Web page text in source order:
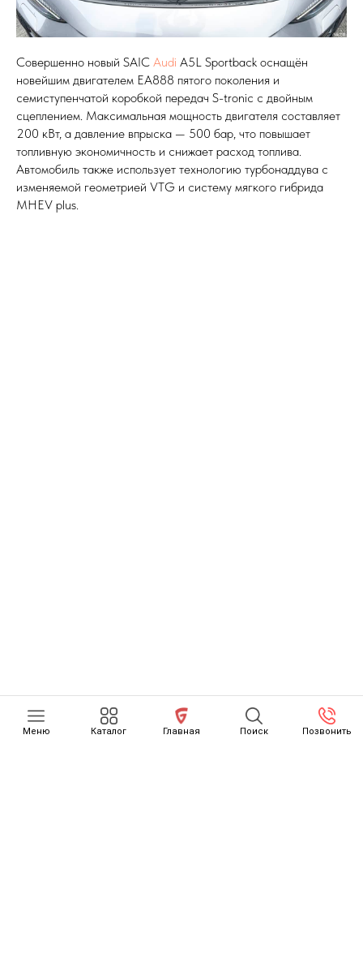
Меню Каталог Главная Поиск Позвонить
Совершенно новый SAIC Audi A5L Sportback оснащён
новейшим двигателем EA888 пятого поколения и
семиступенчатой коробкой передач S-tronic с двойным
сцеплением. Максимальная мощность двигателя составляет
200 кВт, а давление впрыска — 500 бар, что повышает
топливную экономичность и снижает расход топлива.
Автомобиль также использует технологию турбонаддува с
изменяемой геометрией VTG и систему мягкого гибрида
MHEV plus.